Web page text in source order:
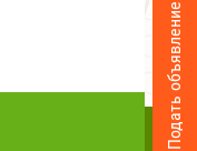
Подать объявление